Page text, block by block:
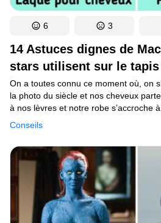
14 Astuces dignes de
stars utilisent sur le
Conseils
On a toutes connu ce moment où, on
la photo du siècle et nos cheveux
à nos lèvres et notre robe s’accroche
de l’électricité statique. Une vraie
de l’écran, les stars d’Hollywood n’ont
ce genre de désagrément. Figure-toi
ont droit à quelques petits tours de
6 3